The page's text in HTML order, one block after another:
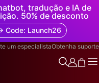
tradução e IA de
50% de desconto
Code: Launch26
um especialistaObtenha suporte